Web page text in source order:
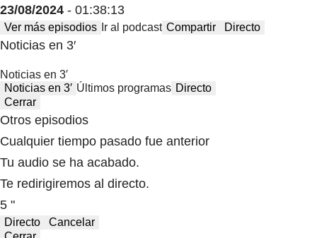
23/08/2024 - 01:38:13
Ver más episodios Ir al podcast Compartir Directo
Noticias en 3′
Noticias en 3′
Noticias en 3′ Últimos programas Directo
Cerrar
Otros episodios
Cualquier tiempo pasado fue anterior
Tu audio se ha acabado.
Te redirigiremos al directo.
5 "
Directo
Cancelar